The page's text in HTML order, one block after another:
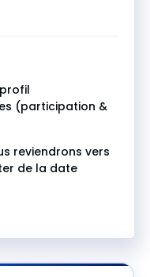
(participation &
reviendrons vers
de la date